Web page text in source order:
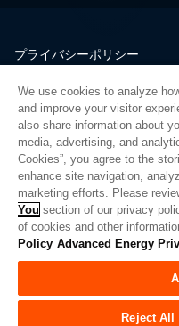
プライバシーポリシー
品質
サイトマップ
サプライヤーポータル
UK Modern Slavery Act
Privacy Preferences
Do Not Sell or Share My
Limit the Use of My
© Copyright 2026 アドバン
We use cookies to analyze
and improve your visitor
also share information about
media, advertising, and
Cookies”, you agree to the
enhance site navigation,
marketing efforts. Please
You section of our privacy
of cookies and other
Policy Advanced Energy
Reject All